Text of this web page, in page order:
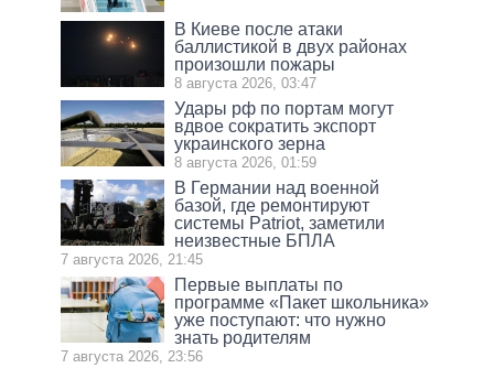
В Киеве после атаки
баллистикой в двух районах
произошли пожары
8 августа 2026, 03:47
Удары рф по портам могут
вдвое сократить экспорт
украинского зерна
8 августа 2026, 01:59
В Германии над военной
базой, где ремонтируют
системы Patriot, заметили
неизвестные БПЛА
7 августа 2026, 21:45
Первые выплаты по
программе «Пакет школьника»
уже поступают: что нужно
знать родителям
7 августа 2026, 23:56